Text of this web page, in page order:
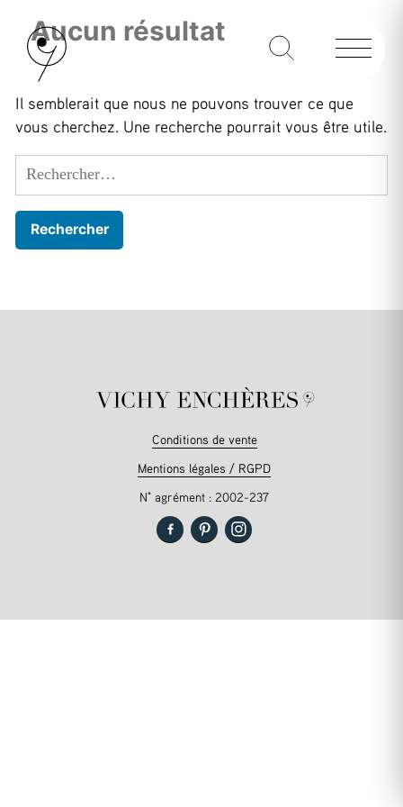
Aucun résultat
Il semblerait que nous ne pouvons trouver ce que
vous cherchez. Une recherche pourrait vous être utile.
Rechercher :
Conditions de vente
Mentions légales / RGPD
N° agrément : 2002-237